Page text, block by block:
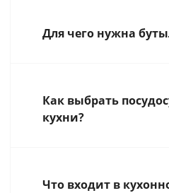
Для чего нужна
Как выбрать
кухни?
Что входит в